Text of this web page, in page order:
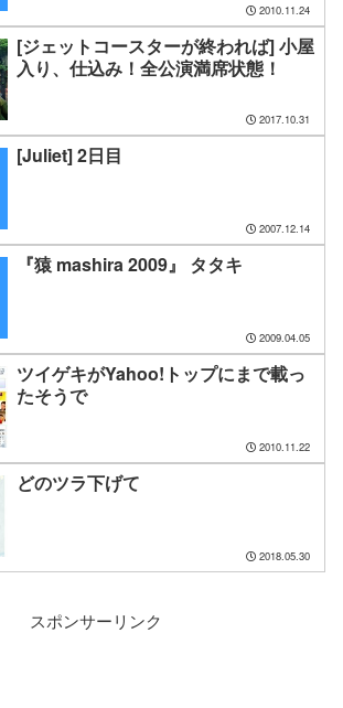
2010.11.24
[ジェットコースターが終われば] 小屋
入り、仕込み！全公演満席状態！
2017.10.31
[Juliet] 2日目
2007.12.14
『猿 mashira 2009』 タタキ
2009.04.05
ツイゲキがYahoo!トップにまで載っ
たそうで
2010.11.22
どのツラ下げて
2018.05.30
スポンサーリンク